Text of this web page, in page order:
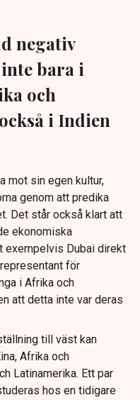
negativ
bara i
och
i Indien
mot sin egen kultur,
genom att predika
Det står också klart att
ekonomiska
exempelvis Dubai direkt
för
i Afrika och
att detta inte var deras
till väst kan
Afrika och
Latinamerika. Ett par
hos en tidigare